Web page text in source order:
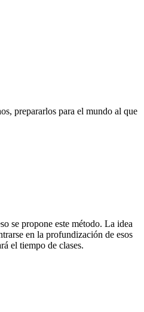
prepararlos para el mundo al que
se propone este método. La idea
en la profundización de esos
el tiempo de clases.